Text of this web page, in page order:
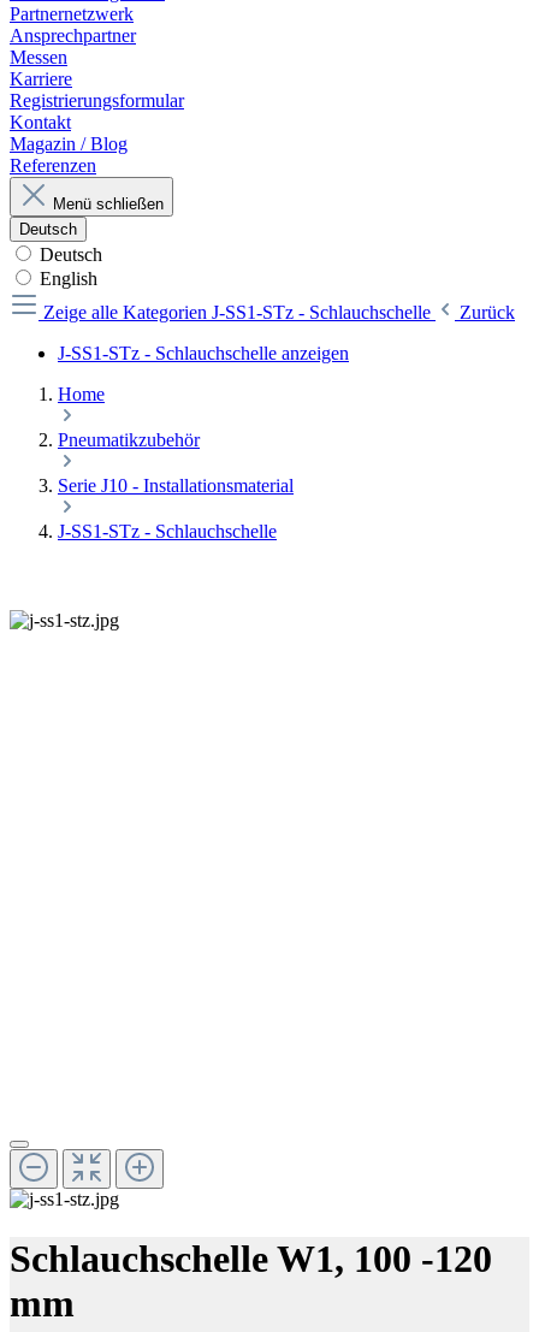
Partnernetzwerk
Ansprechpartner
Messen
Karriere
Registrierungsformular
Kontakt
Magazin / Blog
Referenzen
Menü schließen
Deutsch
Deutsch
English
Zeige alle Kategorien J-SS1-STz - Schlauchschelle
Zurück
J-SS1-STz - Schlauchschelle anzeigen
Home
Pneumatikzubehör
Serie J10 - Installationsmaterial
J-SS1-STz - Schlauchschelle
Schlauchschelle W1, 100 -120
mm